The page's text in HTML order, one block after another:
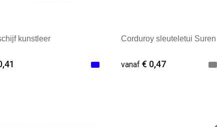
kunstleer Corduroy sleuteletui Suren
vanaf€ 0,47